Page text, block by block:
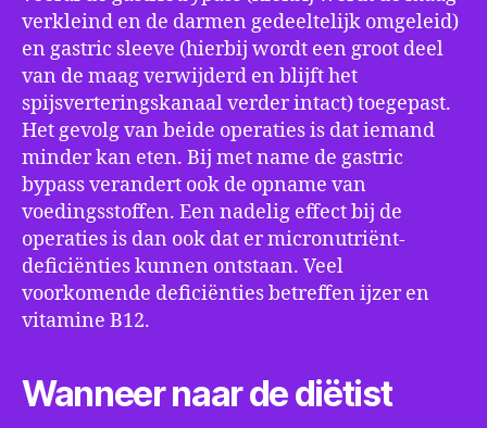
verkleind en de darmen gedeeltelijk omgeleid)
en gastric sleeve (hierbij wordt een groot deel
van de maag verwijderd en blijft het
spijsverteringskanaal verder intact) toegepast.
Het gevolg van beide operaties is dat iemand
minder kan eten. Bij met name de gastric
bypass verandert ook de opname van
voedingsstoffen. Een nadelig effect bij de
operaties is dan ook dat er micronutriënt-
deficiënties kunnen ontstaan. Veel
voorkomende deficiënties betreffen ijzer en
vitamine B12.
Wanneer naar de diëtist